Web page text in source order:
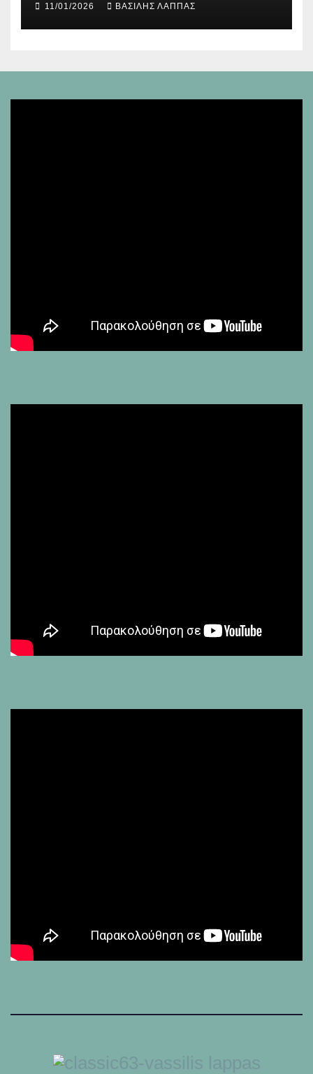
11/01/2026 ΒΑΣΊΛΗΣ ΛΆΠΠΑΣ